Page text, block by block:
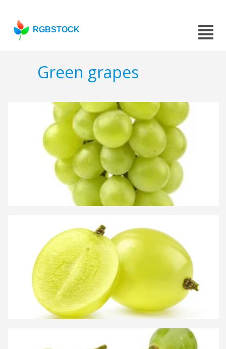
RGBSTOCK
Green grapes